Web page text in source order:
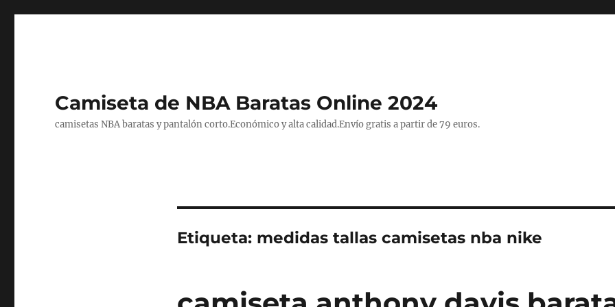
Camiseta de NBA Baratas Online 2024
camisetas NBA baratas y pantalón corto.Económico y alta calidad.Envío gratis a partir de 79 euros.
Etiqueta: medidas tallas camisetas nba nike